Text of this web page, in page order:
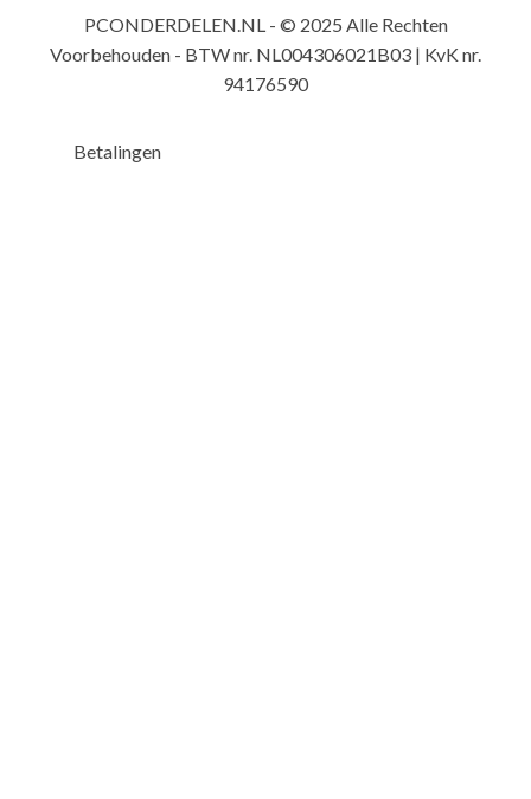
PCONDERDELEN.NL - © 2025 Alle Rechten
Voorbehouden - BTW nr. NL004306021B03 | KvK nr.
94176590
Betalingen